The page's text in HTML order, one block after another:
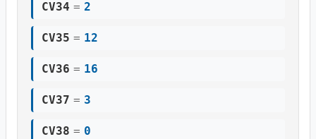
CV34 = 2
CV35 = 12
CV36 = 16
CV37 = 3
CV38 = 0